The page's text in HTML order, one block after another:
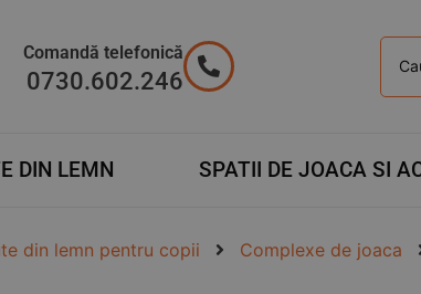
Comandă telefonică
0730.602.246
DIN LEMN SPATII DE JOACA SI
din lemn pentru copii
Complexe de joaca